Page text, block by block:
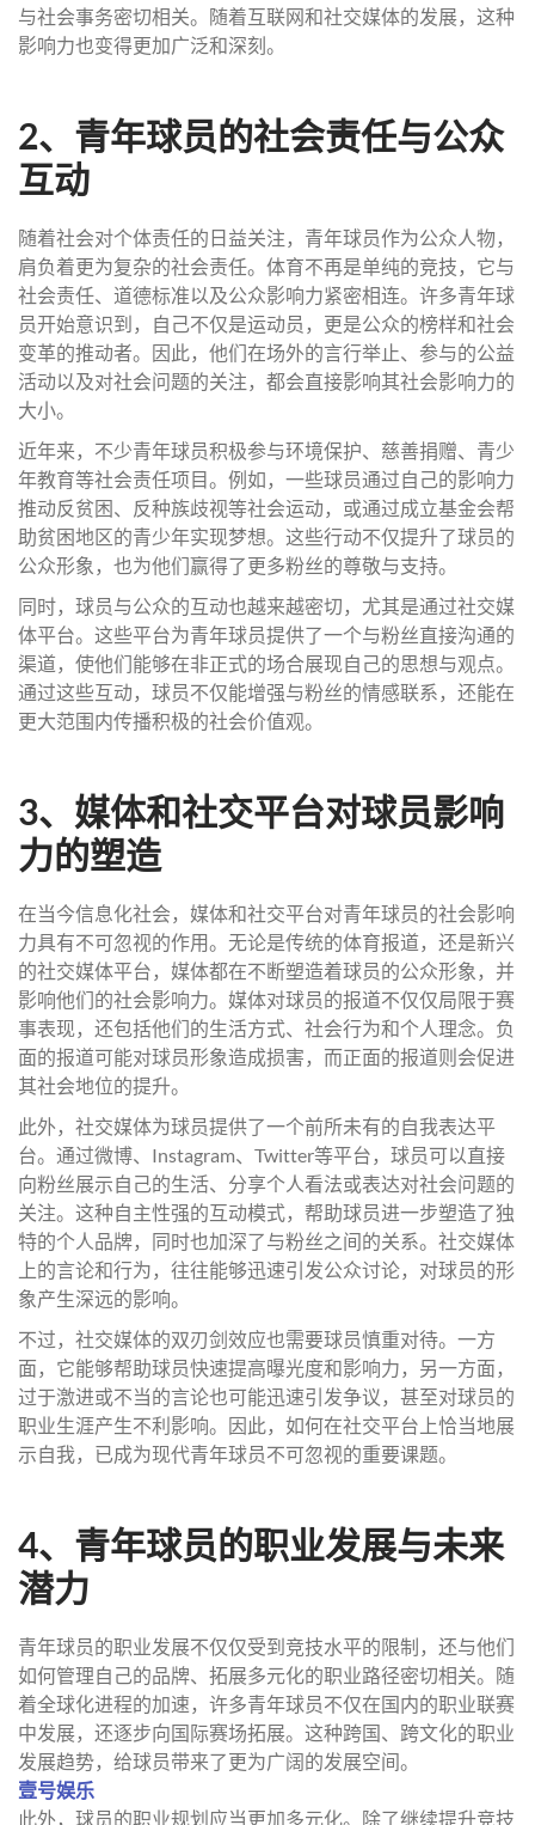
与社会事务密切相关。随着互联网和社交媒体的发展，这种
影响力也变得更加广泛和深刻。
2、青年球员的社会责任与公众
互动
随着社会对个体责任的日益关注，青年球员作为公众人物，
肩负着更为复杂的社会责任。体育不再是单纯的竞技，它与
社会责任、道德标准以及公众影响力紧密相连。许多青年球
员开始意识到，自己不仅是运动员，更是公众的榜样和社会
变革的推动者。因此，他们在场外的言行举止、参与的公益
活动以及对社会问题的关注，都会直接影响其社会影响力的
大小。
近年来，不少青年球员积极参与环境保护、慈善捐赠、青少
年教育等社会责任项目。例如，一些球员通过自己的影响力
推动反贫困、反种族歧视等社会运动，或通过成立基金会帮
助贫困地区的青少年实现梦想。这些行动不仅提升了球员的
公众形象，也为他们赢得了更多粉丝的尊敬与支持。
同时，球员与公众的互动也越来越密切，尤其是通过社交媒
体平台。这些平台为青年球员提供了一个与粉丝直接沟通的
渠道，使他们能够在非正式的场合展现自己的思想与观点。
通过这些互动，球员不仅能增强与粉丝的情感联系，还能在
更大范围内传播积极的社会价值观。
3、媒体和社交平台对球员影响
力的塑造
在当今信息化社会，媒体和社交平台对青年球员的社会影响
力具有不可忽视的作用。无论是传统的体育报道，还是新兴
的社交媒体平台，媒体都在不断塑造着球员的公众形象，并
影响他们的社会影响力。媒体对球员的报道不仅仅局限于赛
事表现，还包括他们的生活方式、社会行为和个人理念。负
面的报道可能对球员形象造成损害，而正面的报道则会促进
其社会地位的提升。
此外，社交媒体为球员提供了一个前所未有的自我表达平
台。通过微博、Instagram、Twitter等平台，球员可以直接
向粉丝展示自己的生活、分享个人看法或表达对社会问题的
关注。这种自主性强的互动模式，帮助球员进一步塑造了独
特的个人品牌，同时也加深了与粉丝之间的关系。社交媒体
上的言论和行为，往往能够迅速引发公众讨论，对球员的形
象产生深远的影响。
不过，社交媒体的双刃剑效应也需要球员慎重对待。一方
面，它能够帮助球员快速提高曝光度和影响力，另一方面，
过于激进或不当的言论也可能迅速引发争议，甚至对球员的
职业生涯产生不利影响。因此，如何在社交平台上恰当地展
示自我，已成为现代青年球员不可忽视的重要课题。
4、青年球员的职业发展与未来
潜力
青年球员的职业发展不仅仅受到竞技水平的限制，还与他们
如何管理自己的品牌、拓展多元化的职业路径密切相关。随
着全球化进程的加速，许多青年球员不仅在国内的职业联赛
中发展，还逐步向国际赛场拓展。这种跨国、跨文化的职业
发展趋势，给球员带来了更为广阔的发展空间。
壹号娱乐
此外，球员的职业规划应当更加多元化。除了继续提升竞技